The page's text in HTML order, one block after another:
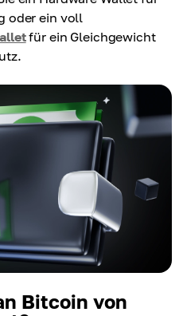
oder ein voll
für ein Gleichgewicht
Bitcoin von